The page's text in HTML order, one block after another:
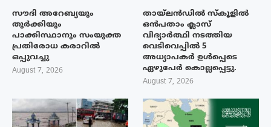
സൗദി അറേബ്യയും
തുർക്കിയും
പാക്കിസ്ഥാനും സംയുക്ത
പ്രതിരോധ കരാറിൽ
ഒപ്പുവച്ചു
August 7, 2026
തായ്‌ലൻഡിൽ സ്കൂളിൽ
ഒൻപതാം ക്ലാസ്
വിദ്യാർത്ഥി നടത്തിയ
വെടിവെപ്പിൽ 5
അധ്യാപകർ ഉൾപ്പെടെ
ഏഴുപേർ കൊല്ലപ്പെട്ടു.
August 7, 2026